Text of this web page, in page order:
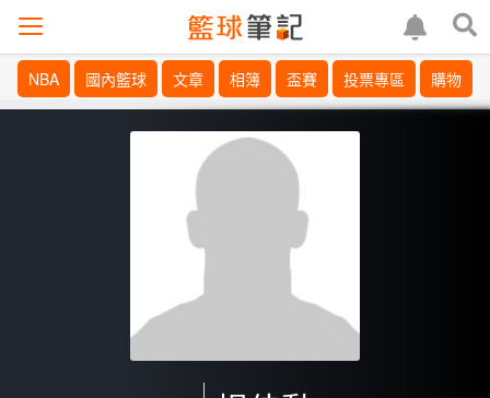
NBA 國內籃球 文章 相簿 盃賽 投票專區 購物